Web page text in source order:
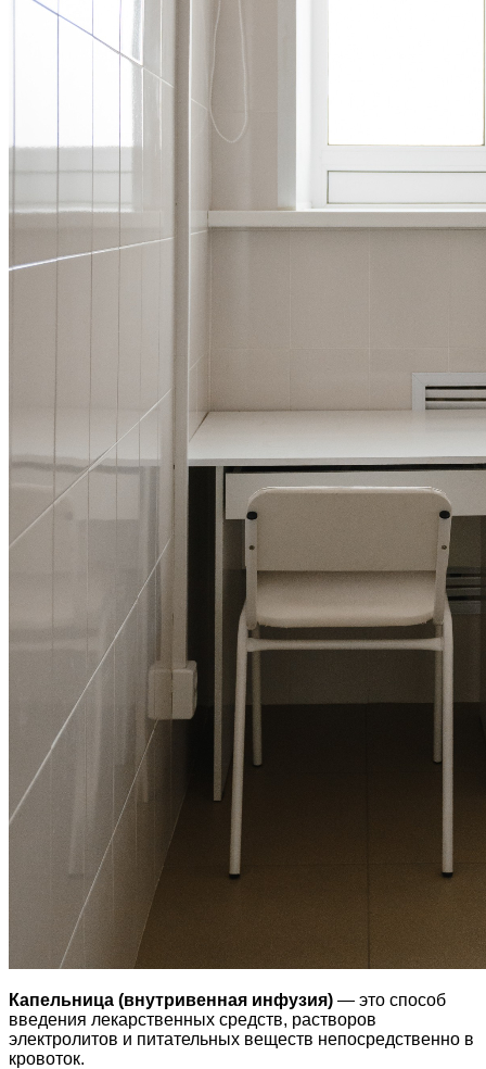
Капельница (внутривенная инфузия) — это способ
введения лекарственных средств, растворов
электролитов и питательных веществ непосредственно в
кровоток.